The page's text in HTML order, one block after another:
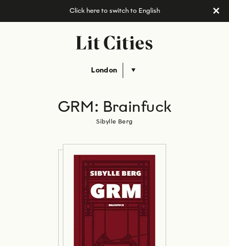
London
GRM: Brainfuck
Sibylle Berg
Click here to switch to English